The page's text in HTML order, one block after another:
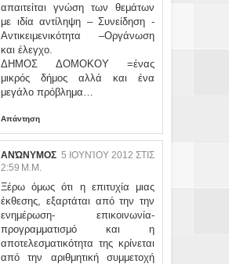
απαιτείται γνώση των θεμάτων
με ιδία αντίληψη – Συνείδηση -
Αντικειμενικότητα –Οργάνωση
και έλεγχο.
ΔΗΜΟΣ ΔΟΜΟΚΟΥ =ένας
μικρός δήμος αλλά και ένα
μεγάλο πρόβλημα…
Απάντηση
ΑΝΏΝΥΜΟΣ 5 ΙΟΥΝΊΟΥ 2012 ΣΤΙΣ
2:59 Μ.Μ.
Ξέρω όμως ότι η επιτυχία μιας
έκθεσης, εξαρτάται από την την
ενημέρωση- επικοινωνία-
προγραμματισμό και η
αποτελεσματικότητα της κρίνεται
από την αριθμητική συμμετοχή